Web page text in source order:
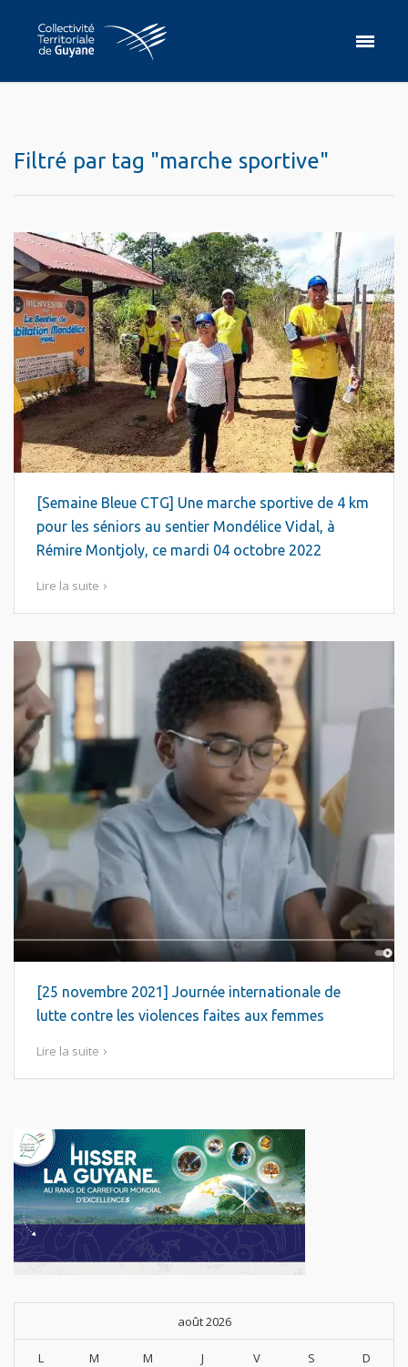
Filtré par tag "marche sportive"
[Semaine Bleue CTG] Une marche sportive de 4 km
pour les séniors au sentier Mondélice Vidal, à
Rémire Montjoly, ce mardi 04 octobre 2022
Lire la suite
[25 novembre 2021] Journée internationale de
lutte contre les violences faites aux femmes
Lire la suite
août 2026
L M M J V S D